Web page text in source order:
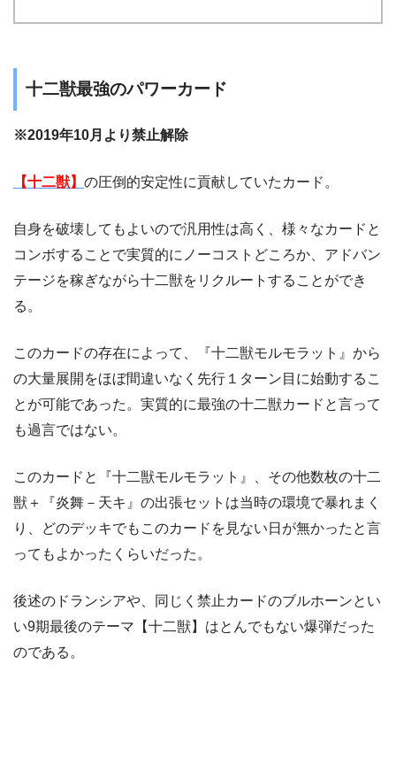
十二獣最強のパワーカード
※2019年10月より禁止解除
【十二獣】 の圧倒的安定性に貢献していたカード。
自身を破壊してもよいので汎用性は高く、様々なカードと
コンボすることで実質的にノーコストどころか、アドバン
テージを稼ぎながら十二獣をリクルートすることができ
る。
このカードの存在によって、『十二獣モルモラット』から
の大量展開をほぼ間違いなく先行１ターン目に始動するこ
とが可能であった。実質的に最強の十二獣カードと言って
も過言ではない。
このカードと『十二獣モルモラット』、その他数枚の十二
獣＋『炎舞－天キ』の出張セットは当時の環境で暴れまく
り、どのデッキでもこのカードを見ない日が無かったと言
ってもよかったくらいだった。
後述のドランシアや、同じく禁止カードのブルホーンとい
い9期最後のテーマ【十二獣】はとんでもない爆弾だった
のである。